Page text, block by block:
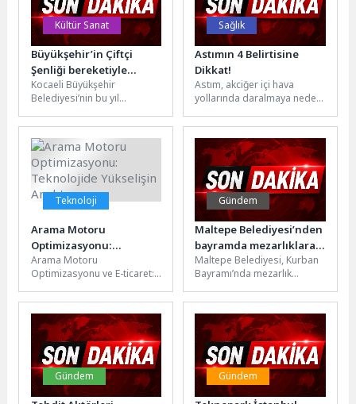
Kültür Sanat
Büyükşehir’in Çiftçi
Şenliği bereketiyle
kutlandı
Kocaeli Büyükşehir
Belediyesi’nin bu yıl
Şenliği”, Kocaeli Büyükşehir
Belediye Başkanı Tahir
Büyükakın’ın...
Sağlık
Astımın 4 Belirtisine
Dikkat!
Astım, akciğer içi hava
yollarında daralmaya neden
kronik bir solunum yolu
hastalığı...
Teknoloji
Arama Motoru
Optimizasyonu:
Teknolojide Yükselişin
Anahtarı
Arama Motoru
Optimizasyonu ve E-ticaret:
sitenizin başarılı olması için
arama motoru...
Gündem
Maltepe Belediyesi’nden
bayramda mezarlıklara
ücretsiz ulaşım
Maltepe Belediyesi, Kurban
Bayramı’nda mezarlık
için Arife Günü ve bayramın
birinci günü...
Gündem Gündem